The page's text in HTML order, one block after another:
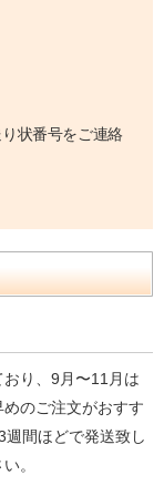
状番号をご連絡
り、9月〜11月は
のご注文がおすす
間ほどで発送致し
。